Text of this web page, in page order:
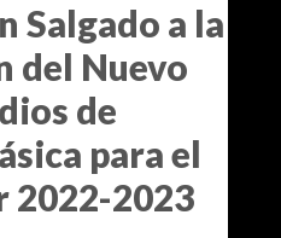
Salgado a la
del Nuevo
de
para el
2022-2023